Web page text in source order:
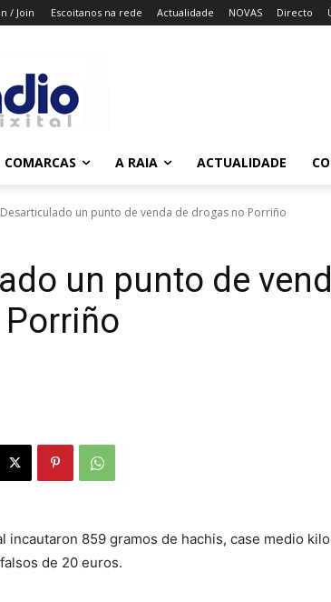
/ Join Escoitanos na rede Actualidade NOVAS Directo
COMARCAS A RAIA ACTUALIDADE
Desarticulado un punto de venda de drogas no Porriño
un punto de
incautaron 859 gramos de hachis, case medio
de 20 euros.